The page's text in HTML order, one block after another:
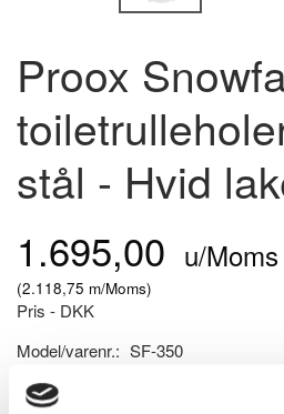
Proox
stål - Hvid
1.695,00 u/Moms
(2.118,75 m/Moms)
Pris - DKK
Model/varenr.: SF-350
På lager